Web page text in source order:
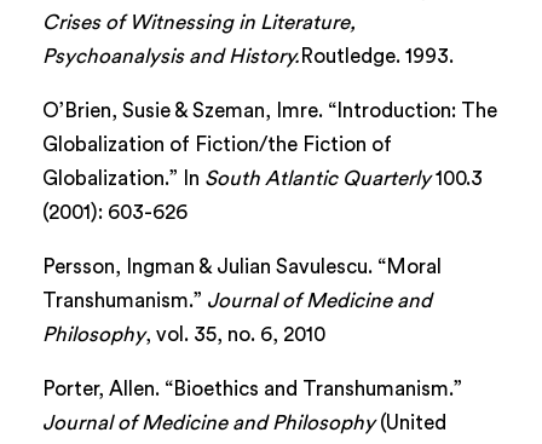
Crises of Witnessing in Literature,
Psychoanalysis and History. Routledge. 1993.
O’Brien, Susie & Szeman, Imre. “Introduction: The
Globalization of Fiction/the Fiction of
Globalization.” In South Atlantic Quarterly100.3
(2001): 603-626
Persson, Ingman & Julian Savulescu. “Moral
Transhumanism.” Journal of Medicine and
Philosophy, vol. 35, no. 6, 2010
Porter, Allen. “Bioethics and Transhumanism.”
Journal of Medicine and Philosophy(United